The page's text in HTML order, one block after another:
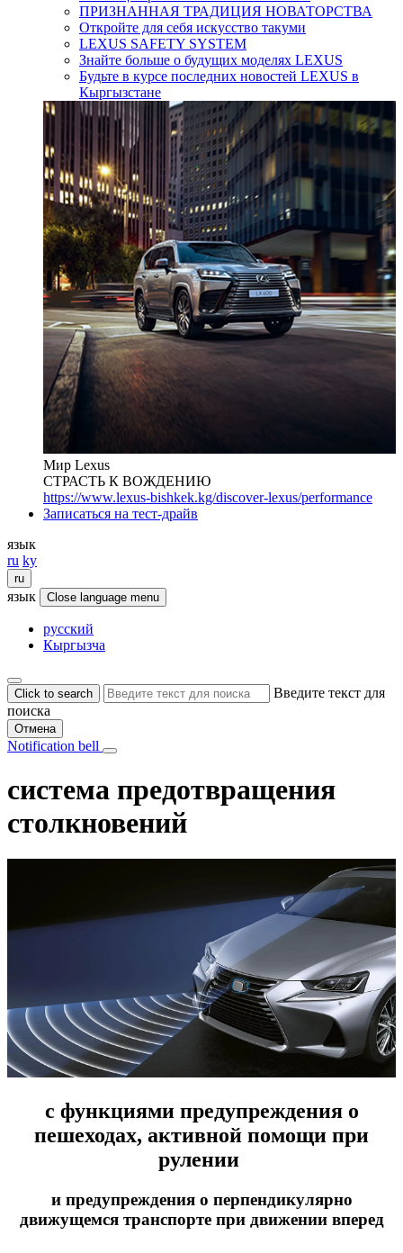
ПРИЗНАННАЯ ТРАДИЦИЯ НОВАТОРСТВА
Откройте для себя искусство такуми
LEXUS SAFETY SYSTEM
Знайте больше о будущих моделях LEXUS
Будьте в курсе последних новостей LEXUS в
Кыргызстане
Мир Lexus
СТРАСТЬ К ВОЖДЕНИЮ
https://www.lexus-bishkek.kg/discover-lexus/performance
Записаться на тест-драйв
язык
ru ky
ru
язык Close language menu
русский
Кыргызча
Click to search
Введите текст для
поиска
Отмена
Notification bell
система предотвращения
столкновений
с функциями предупреждения о
пешеходах, активной помощи при
рулении
и предупреждения о перпендикулярно
движущемся транспорте при движении вперед